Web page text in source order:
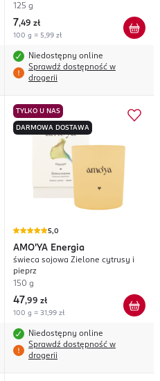
125 g
7,49 zł
100 g = 5,99 zł
Niedostępny online
Sprawdź dostępność w
drogerii
TYLKO U NAS
DARMOWA DOSTAWA
5,0
AMO'YA Energia
świeca sojowa Zielone cytrusy i
pieprz
150 g
47,99 zł
100 g = 31,99 zł
Niedostępny online
Sprawdź dostępność w
drogerii